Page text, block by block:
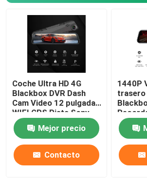
VR Show
Cámara DVR para coche
DVR para coche 4G
Cámara de tablero DVR Blackbox
Cámara de tablero GPS 4K
Coche Ultra HD 4G
Blackbox DVR Dash
Cam Video 12 pulgadas
WIFI GPS Pista Sony
IMX335
Mejor precio
Contacto
1440P
trasero
voz